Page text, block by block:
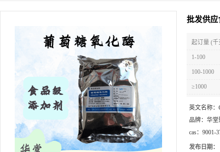
批发供应
起订量 (千
1-100
100-1000
≥1000
英文名称：
品牌： 华堂
cas： 9001-
发布日期：